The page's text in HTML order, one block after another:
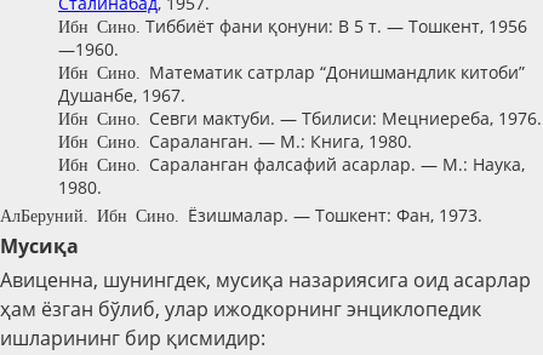
Ибн Сино. Тиббиёт фани қонуни: В 5 т. — Тошкент, 1956
—1960.
Ибн Сино. Математик сатрлар “Донишмандлик китоби”
Душанбе, 1967.
Ибн Сино. Севги мактуби. — Тбилиси: Мецниереба, 1976.
Ибн Сино. Сараланган. — М.: Книга, 1980.
Ибн Сино. Сараланган фалсафий асарлар. — М.: Наука,
1980.
Ал-Беруний. Ибн Сино. Ёзишмалар. — Тош­кент: Фан, 1973.
Мусиқа
Авиценна, шунингдек, мусиқа назариясига оид асарлар
ҳам ёзган бўлиб, улар ижодкорнинг энциклопедик
ишларининг бир қисмидир: